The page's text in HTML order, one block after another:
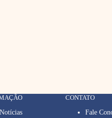
Notícias
CONTATO
Fale